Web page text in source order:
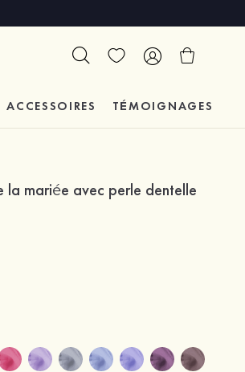
ACCESSOIRES TÉMOIGNAGES
la mariée avec perle dentelle